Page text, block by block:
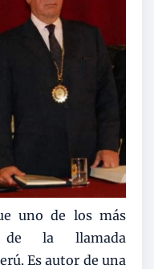
uno de los más
de la llamada
Es autor de una